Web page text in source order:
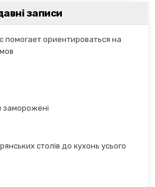
записи
помогает ориентироваться на
заморожені
столів до кухонь усього